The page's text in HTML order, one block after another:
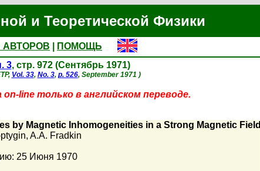
и Теоретической Физики
АВТОРОВ
ПОМОЩЬ
3, стр. 972 (Сентябрь 1971)
Vol. 33, No. 3, p. 526, September 1971 )
line только в английском переводе.
by Magnetic Inhomogeneities in a Strong Magnetic Field
, A.A. Fradkin
25 Июня 1970